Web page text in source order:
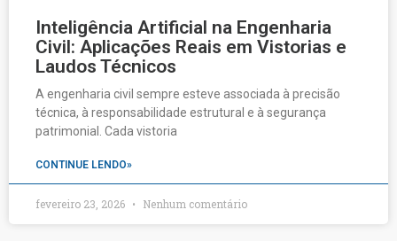
Inteligência Artificial na Engenharia
Civil: Aplicações Reais em Vistorias e
Laudos Técnicos
A engenharia civil sempre esteve associada à precisão
técnica, à responsabilidade estrutural e à segurança
patrimonial. Cada vistoria
CONTINUE LENDO»
fevereiro 23, 2026 Nenhum comentário